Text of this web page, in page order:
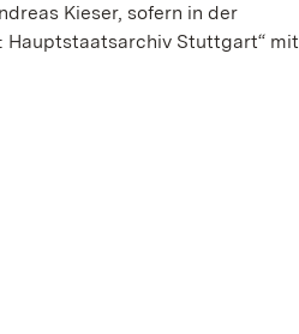
Kieser, sofern in der
Hauptstaatsarchiv Stuttgart“ mit